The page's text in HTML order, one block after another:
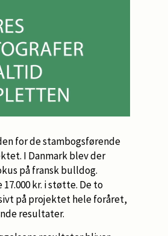
for de stambogsførende
I Danmark blev der
på fransk bulldog.
kr. i støtte. De to
på projektet hele foråret,
resultater.